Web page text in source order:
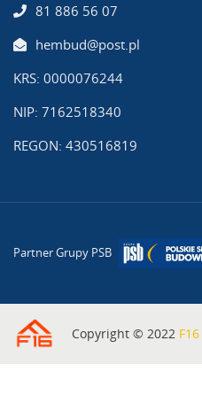
81 886 56 07
hembud@post.pl
KRS: 0000076244
NIP: 7162518340
REGON: 430516819
Partner Grupy PSB
Copyright © 2022 F16